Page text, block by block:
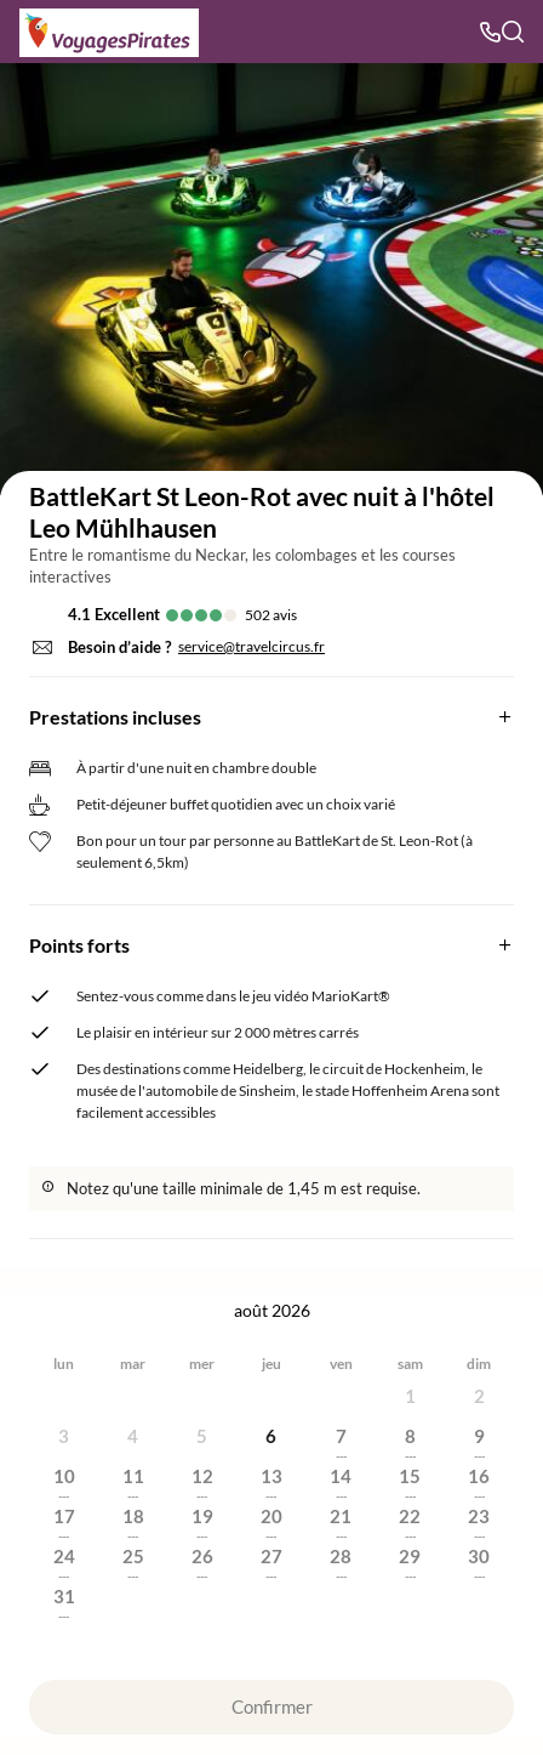
BattleKart St Leon-Rot avec nuit à l'hôtel
Leo Mühlhausen
Entre le romantisme du Neckar, les colombages et les courses
interactives
4.1
excellent 502avis
Besoin d’aide ? service@travelcircus.fr
Prestations incluses
À partir d'une nuit en chambre double
Petit-déjeuner buffet quotidien avec un choix varié
Bon pour un tour par personne au BattleKart de St. Leon-Rot (à
seulement 6,5km)
Points forts
Sentez-vous comme dans le jeu vidéo MarioKart®
Le plaisir en intérieur sur 2 000 mètres carrés
Des destinations comme Heidelberg, le circuit de Hockenheim, le
musée de l'automobile de Sinsheim, le stade Hoffenheim Arena sont
facilement accessibles
Notez qu'une taille minimale de 1,45 m est requise.
août 2026
lun mar mer jeu ven sam dim
1
2
3
4 5 6 7
---
8
---
9
---
10
---
11
---
12
---
13
---
14
---
15
---
16
---
17
---
18
---
19
---
20
---
21
---
22
---
23
---
24
---
25
---
26
---
27
---
28
---
29
---
30
---
31
---
Confirmer